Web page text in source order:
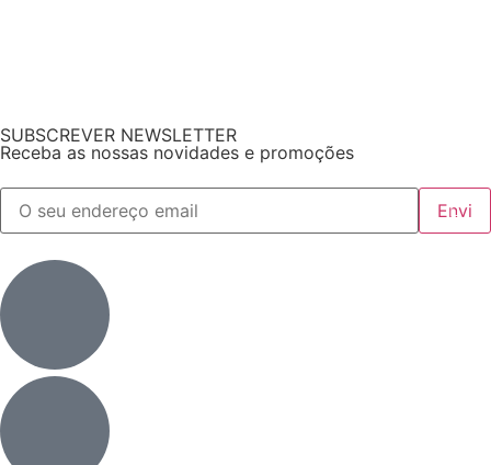
SUBSCREVER NEWSLETTER
Receba as nossas novidades e promoções